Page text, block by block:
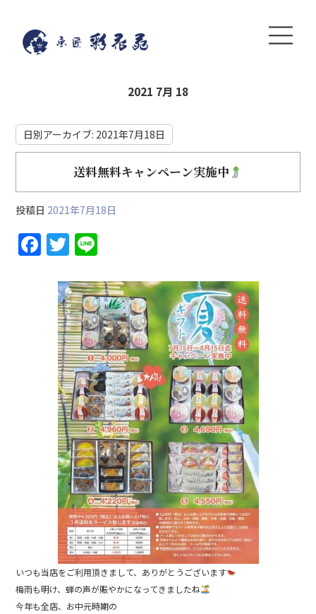
2021 7月 18
日別アーカイブ: 2021年7月18日
送料無料キャンペーン実施中
投稿日 2021年7月18日
F
a
T
w
itt
er
e
いつも当店をご利用頂きまして、ありがとうございます
梅雨も明け、蝉の声が賑やかになってきましたね
今年も全店、お中元時期の